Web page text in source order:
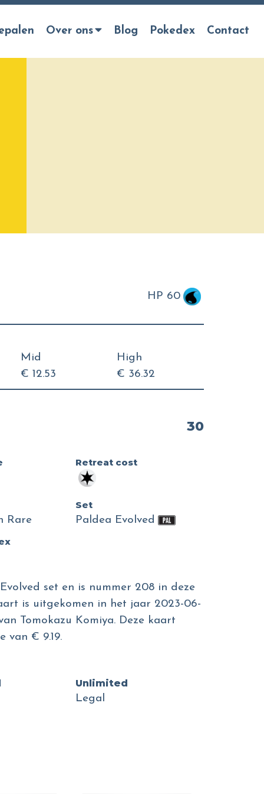
Over ons Blog Pokedex Contact
HP 60
Mid
€ 12.53
High
€ 36.32
30
Retreat cost
Rare
Set
Paldea Evolved
set en is nummer 208 in deze
is uitgekomen in het jaar 2023-06-
Tomokazu Komiya. Deze kaart
van € 9.19.
Unlimited
Legal